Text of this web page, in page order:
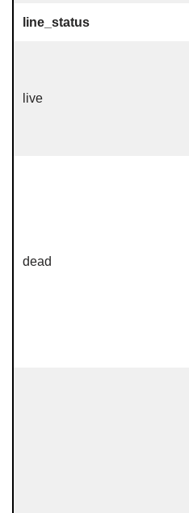
line_status
live
dead